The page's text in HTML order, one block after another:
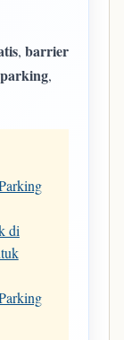
, barrier
parking,
di